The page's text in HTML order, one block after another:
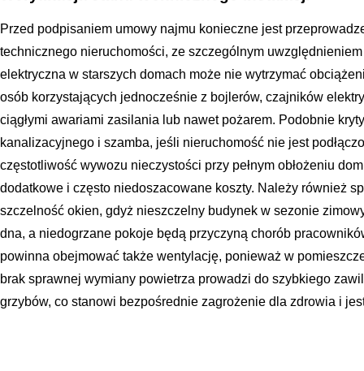
Przed podpisaniem umowy najmu konieczne jest
technicznego nieruchomości, ze szczególnym
elektryczna w starszych domach może nie wytrzymać
osób korzystających jednocześnie z bojlerów, czajników
ciągłymi awariami zasilania lub nawet pożarem. Podobnie
kanalizacyjnego i szamba, jeśli nieruchomość nie jest
częstotliwość wywozu nieczystości przy pełnym obłożeniu
dodatkowe i często niedoszacowane koszty. Należy również
szczelność okien, gdyż nieszczelny budynek w sezonie
dna, a niedogrzane pokoje będą przyczyną chorób
powinna obejmować także wentylację, ponieważ w
brak sprawnej wymiany powietrza prowadzi do szybkiego
grzybów, co stanowi bezpośrednie zagrożenie dla zdrowia i